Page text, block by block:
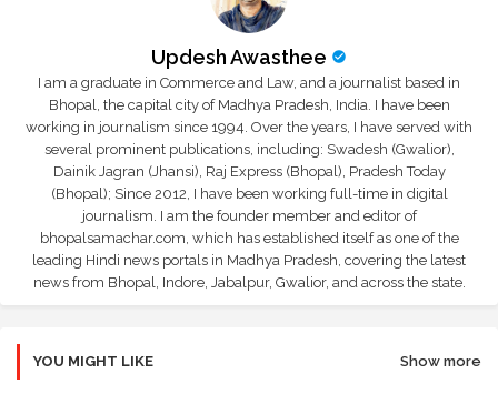
Updesh Awasthee
I am a graduate in Commerce and Law, and a journalist based in
Bhopal, the capital city of Madhya Pradesh, India. I have been
working in journalism since 1994. Over the years, I have served with
several prominent publications, including: Swadesh (Gwalior),
Dainik Jagran (Jhansi), Raj Express (Bhopal), Pradesh Today
(Bhopal); Since 2012, I have been working full-time in digital
journalism. I am the founder member and editor of
bhopalsamachar.com, which has established itself as one of the
leading Hindi news portals in Madhya Pradesh, covering the latest
news from Bhopal, Indore, Jabalpur, Gwalior, and across the state.
YOU MIGHT LIKE Show more